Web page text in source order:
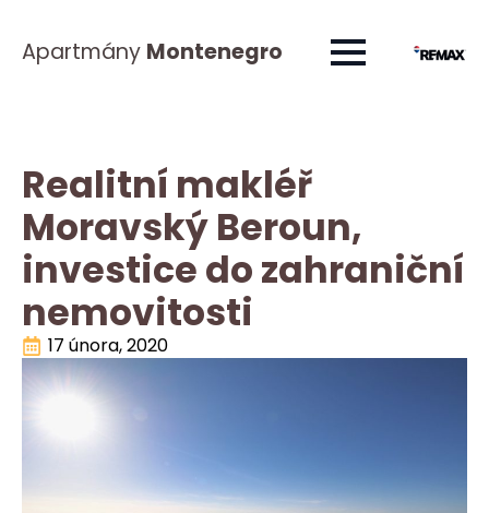
Apartmány Montenegro
Realitní makléř
Moravský Beroun,
investice do zahraniční
nemovitosti
17 února, 2020